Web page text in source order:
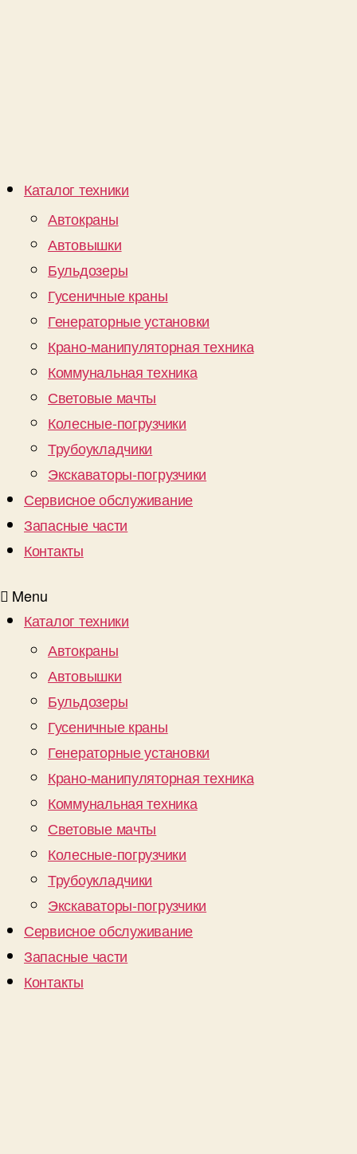
Каталог техники
Автокраны
Автовышки
Бульдозеры
Гусеничные краны
Генераторные установки
Крано-манипуляторная техника
Коммунальная техника
Световые мачты
Колесные-погрузчики
Трубоукладчики
Экскаваторы-погрузчики
Сервисное обслуживание
Запасные части
Контакты
Menu
Каталог техники
Автокраны
Автовышки
Бульдозеры
Гусеничные краны
Генераторные установки
Крано-манипуляторная техника
Коммунальная техника
Световые мачты
Колесные-погрузчики
Трубоукладчики
Экскаваторы-погрузчики
Сервисное обслуживание
Запасные части
Контакты